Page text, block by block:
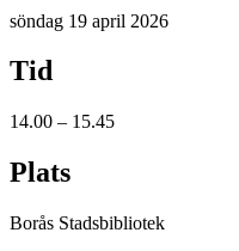
söndag 19 april 2026
Tid
14.00 – 15.45
Plats
Borås Stadsbibliotek